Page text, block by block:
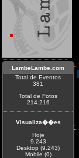
LambeLambe.com
Total de Eventos
381
Total de Fotos
214.216
Visualiza��es
Hoje
9.243
Desktop (9.243)
Mobile (0)